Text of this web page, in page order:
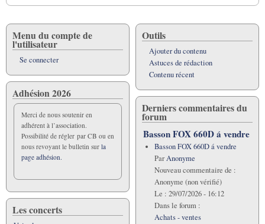
Menu du compte de
l'utilisateur
Se connecter
Adhésion 2026
Merci de nous soutenir en
adhérent à l’association.
Possibilité de régler par CB ou en
nous revoyant le bulletin sur la
page adhésion.
Les concerts
Outils
Ajouter du contenu
Astuces de rédaction
Contenu récent
Derniers commentaires du
forum
Basson FOX 660D á vendre
Basson FOX 660D á vendre
ParAnonyme
Nouveau commentaire de :
Anonyme (non vérifié)
Le : 29/07/2026 - 16:12
Dans le forum :
Achats - ventes